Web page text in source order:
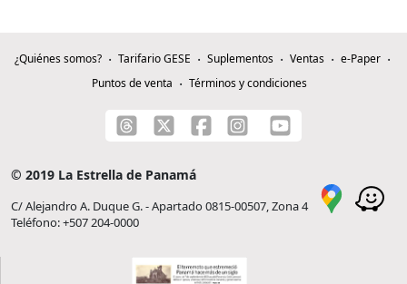
¿Quiénes somos? Tarifario GESE Suplementos Ventas
e-Paper
Puntos de venta
Términos y condiciones
© 2019 La Estrella de Panamá
C/ Alejandro A. Duque G. - Apartado 0815-00507, Zona 4
Teléfono: +507 204-0000